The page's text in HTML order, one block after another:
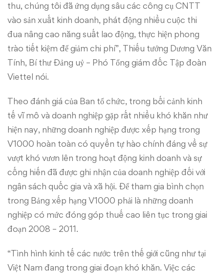
thu, chúng tôi đã ứng dụng sâu các công cụ CNTT
vào sản xuất kinh doanh, phát động nhiều cuộc thi
đua nâng cao năng suất lao động, thực hiện phong
trào tiết kiệm để giảm chi phí”, Thiếu tướng Dương Văn
Tính, Bí thư Đảng uỷ – Phó Tổng giám đốc Tập đoàn
Viettel nói.
Theo đánh giá của Ban tổ chức, trong bối cảnh kinh
tế vĩ mô và doanh nghiệp gặp rất nhiều khó khăn như
hiện nay, những doanh nghiệp được xếp hạng trong
V1000 hoàn toàn có quyền tự hào chính đáng về sự
vượt khó vươn lên trong hoạt động kinh doanh và sự
cống hiến đã được ghi nhận của doanh nghiệp đối với
ngân sách quốc gia và xã hội. Để tham gia bình chọn
trong Bảng xếp hạng V1000 phải là những doanh
nghiệp có mức đóng góp thuế cao liên tục trong giai
đoạn 2008 – 2011.
“Tình hình kinh tế các nước trên thế giới cũng như tại
Việt Nam đang trong giai đoạn khó khăn. Việc các